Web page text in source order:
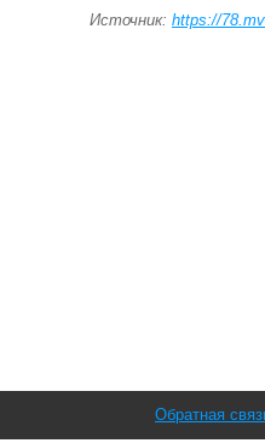
Источник: https://
Обратная